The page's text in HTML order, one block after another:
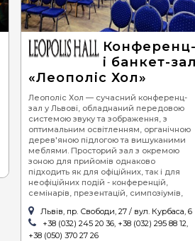
Конференц-
і банкет-зал
«Леополіс Хол»
Леополіс Хол — сучасний конференц-
зал у Львові, обладнаний передовою
системою звуку та зображення, з
оптимальним освітленням, органічною
дерев'яною підлогою та вишуканими
меблями. Просторий зал з окремою
зоною для прийомів однаково
підходить як для офіційних, так і для
неофіційних подій - конференцій,
семінарів, презентацій, симпозіумів,
Львів, пр. Свободи, 27 / вул. Курбаса, 6
+38 (032) 245 20 36, +38 (032) 295 88 12,
+38 (050) 370 27 26